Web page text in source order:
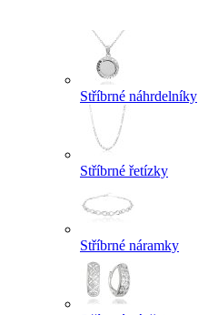
Stříbrné náhrdelníky
Stříbrné řetízky
Stříbrné náramky